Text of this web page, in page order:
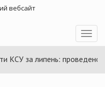
вебсайт
Toggle
КСУ за липень: проведено 94